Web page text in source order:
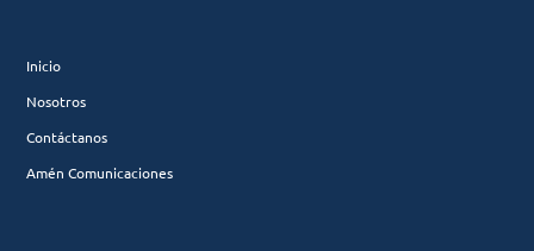
Inicio
Nosotros
Contáctanos
Amén Comunicaciones